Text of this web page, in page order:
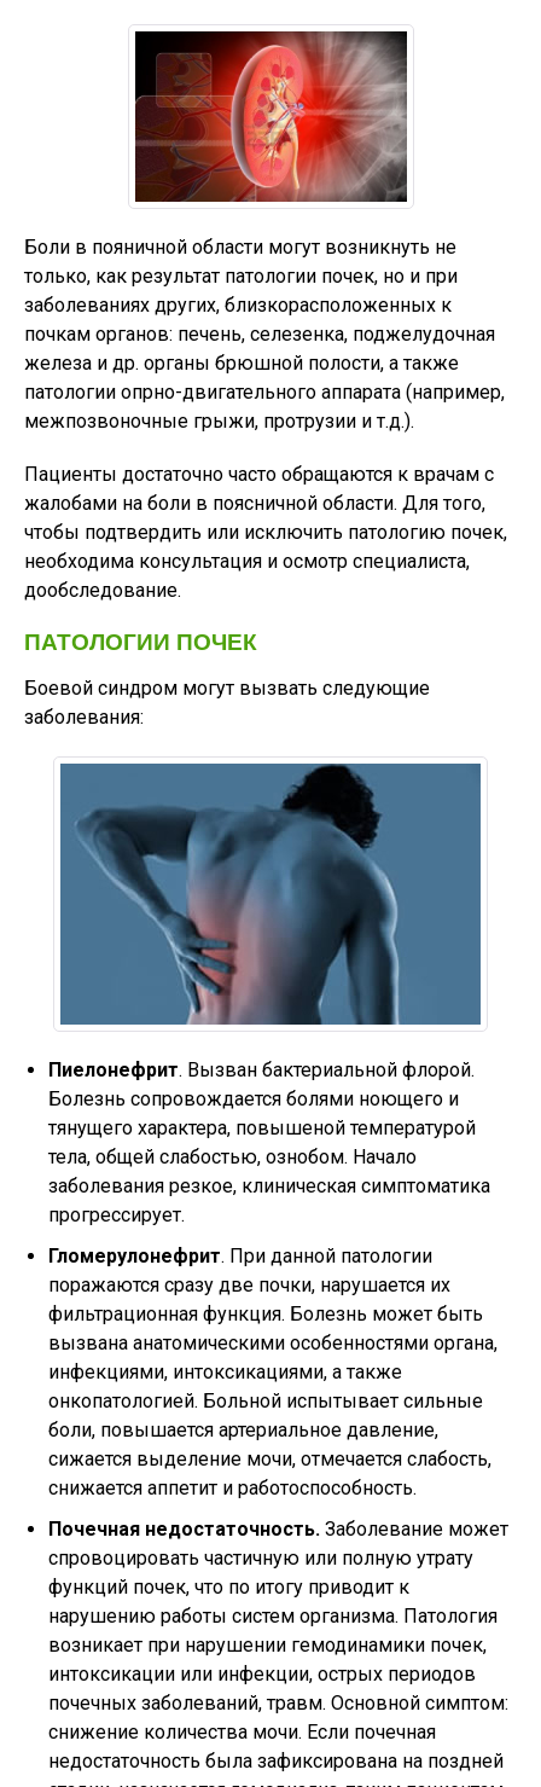
Боли в пояничной области могут возникнуть не
только, как результат патологии почек, но и при
заболеваниях других, близкорасположенных к
почкам органов: печень, селезенка, поджелудочная
железа и др. органы брюшной полости, а также
патологии опрно-двигательного аппарата (например,
межпозвоночные грыжи, протрузии и т.д.).
Пациенты достаточно часто обращаются к врачам с
жалобами на боли в поясничной области. Для того,
чтобы подтвердить или исключить патологию почек,
необходима консультация и осмотр специалиста,
дообследование.
ПАТОЛОГИИ ПОЧЕК
Боевой синдром могут вызвать следующие
заболевания:
Пиелонефрит. Вызван бактериальной флорой.
Болезнь сопровождается болями ноющего и
тянущего характера, повышеной температурой
тела, общей слабостью, ознобом. Начало
заболевания резкое, клиническая симптоматика
прогрессирует.
Гломерулонефрит. При данной патологии
поражаются сразу две почки, нарушается их
фильтрационная функция. Болезнь может быть
вызвана анатомическими особенностями органа,
инфекциями, интоксикациями, а также
онкопатологией. Больной испытывает сильные
боли, повышается артериальное давление,
сижается выделение мочи, отмечается слабость,
снижается аппетит и работоспособность.
Почечная недостаточность. Заболевание может
спровоцировать частичную или полную утрату
функций почек, что по итогу приводит к
нарушению работы систем организма. Патология
возникает при нарушении гемодинамики почек,
интоксикации или инфекции, острых периодов
почечных заболеваний, травм. Основной симптом:
снижение количества мочи. Если почечная
недостаточность была зафиксирована на поздней